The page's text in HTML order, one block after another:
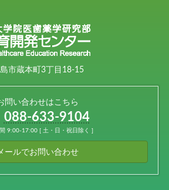
市蔵本町3丁目18-15
問い合わせはこちら
088-633-9104
9:00-17:00 [ 土・日・祝日除く ]
ールでお問い合わせ